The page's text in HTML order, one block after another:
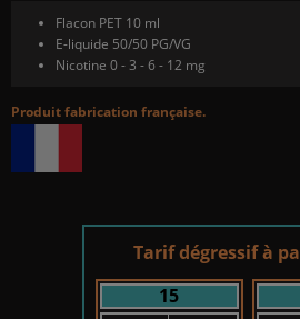
Flacon PET 10 ml
E-liquide 50/50 PG/VG
Nicotine 0 - 3 - 6 - 12 mg
Produit fabrication française.
Tarif dégressif à
15